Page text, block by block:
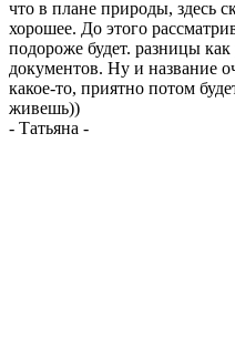
что в плане природы, здесь
хорошее. До этого
подороже будет. разницы
документов. Ну и название
какое-то, приятно потом
живешь))
- Татьяна -